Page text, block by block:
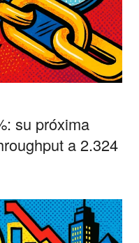
su próxima
a 2.324